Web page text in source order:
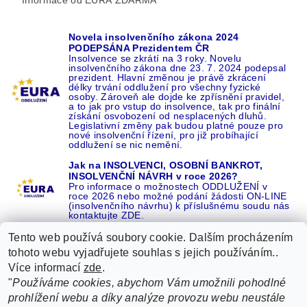
Novela insolvenčního zákona 2024
PODEPSÁNA Prezidentem ČR
Insolvence se zkrátí na 3 roky. Novelu
insolvenčního zákona dne 23. 7. 2024 podepsal
prezident. Hlavní změnou je právě zkrácení
délky trvání oddlužení pro všechny fyzické
osoby. Zároveň ale dojde ke zpřísnění pravidel,
a to jak pro vstup do insolvence, tak pro finální
získání osvobození od nesplacených dluhů.
Legislativní změny pak budou platné pouze pro
nové insolvenční řízení, pro již probíhající
oddlužení se nic nemění.
Jak na INSOLVENCI, OSOBNÍ BANKROT,
INSOLVENČNÍ NÁVRH v roce 2026?
Pro informace o možnostech ODDLUŽENÍ v
roce 2026 nebo možné podání žádosti ON-LINE
(insolvenčního návrhu) k příslušnému soudu nás
kontaktujte ZDE.
Recenze o NÁS na GOOGLE 16 let REFERENCÍ v celé ČR |
Recenze o NÁS na SEZNAMU |
ŽÁDEJTE život BEZ DLUHŮ nebo EXEKUCÍ ZDE
Tento web používá soubory cookie. Dalším procházením
tohoto webu vyjadřujete souhlas s jejich používáním..
Více informací zde.
"Používáme cookies, abychom Vám umožnili pohodlné
prohlížení webu a díky analýze provozu webu neustále